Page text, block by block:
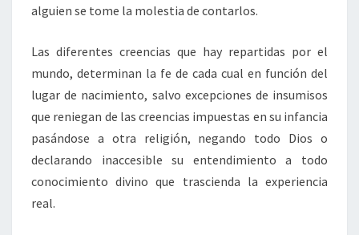
alguien se tome la molestia de contarlos.
Las diferentes creencias que hay repartidas por el
mundo, determinan la fe de cada cual en función del
lugar de nacimiento, salvo excepciones de insumisos
que reniegan de las creencias impuestas en su infancia
pasándose a otra religión, negando todo Dios o
declarando inaccesible su entendimiento a todo
conocimiento divino que trascienda la experiencia
real.